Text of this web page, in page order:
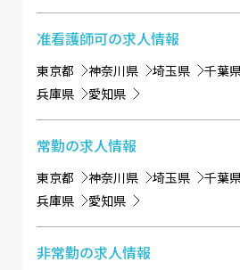
准看護師可の求人情報
東京都 神奈川県 埼玉県 千葉
兵庫県
愛知県
常勤の求人情報
東京都 神奈川県 埼玉県 千葉
兵庫県
愛知県
非常勤の求人情報